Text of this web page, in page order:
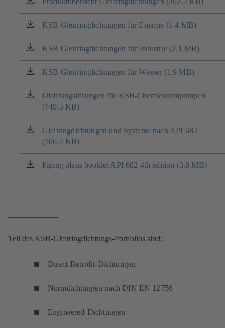
in
einem
Tab)
KSB Gleitringdichtungen für Energie (1.4 MB)
(öffnet
in
einem
Tab)
KSB Gleitringdichtungen für Industrie (2.1 MB)
(öffnet
in
einem
Tab)
KSB Gleitringdichtungen für Wasser (1.9 MB)
(öffnet
in
einem
neuen
Dichtungslösungen für KSB-Chemienormpumpen
(749.5 KB)
(öffnet
in
einem
neuen
Tab)
Gleitringdichtungen und Systeme nach API 682
(706.7 KB)
(öffnet
in
einem
neuen
Piping plans booklet API 682 4th edition (3.8 MB)
(öffnet
Teil des KSB-Gleitringdichtungs-Portfolios sind:
Direct-Retrofit-Dichtungen
Normdichtungen nach DIN EN 12756
Engineered-Dichtungen